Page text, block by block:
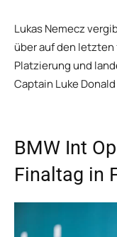
Lukas Nemecz
über auf den
Platzierung und
Captain Luke Donald
BMW Int
Finaltag in